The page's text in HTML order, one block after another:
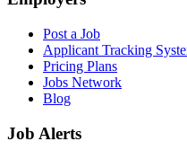
Post a Job
Applicant Tracking
Pricing Plans
Jobs Network
Blog
Job Alerts